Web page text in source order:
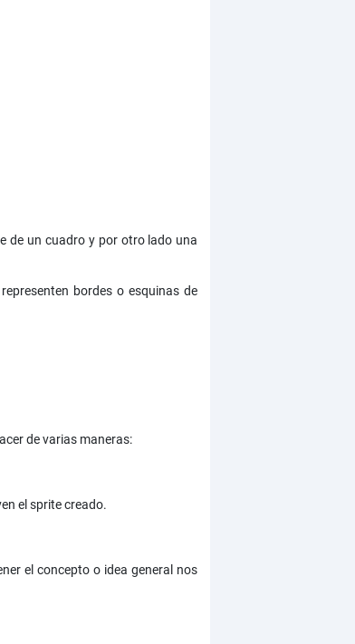
de un cuadro y por otro lado una
bordes o esquinas de
de varias maneras:
el sprite creado.
el concepto o idea general nos